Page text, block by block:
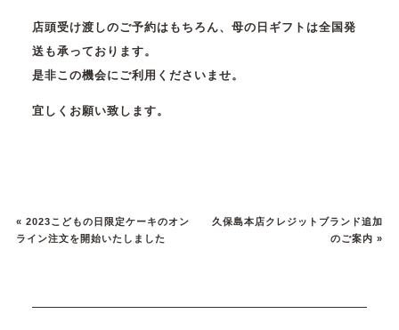
店頭受け渡しのご予約はもちろん、母の日ギフトは全国発
送も承っております。
是非この機会にご利用くださいませ。
宜しくお願い致します。
« 2023こどもの日限定ケーキのオン
ライン注文を開始いたしました
久保島本店クレジットブランド追加
のご案内 »